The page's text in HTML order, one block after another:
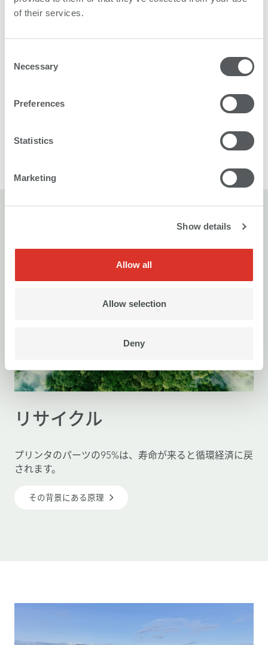
of their services.
Selection
Necessary
Preferences
Statistics
Marketing
Show details
Allow all
Allow selection
Deny
リサイクル
プリンタのパーツの95%は、寿命が来ると循環経済に戻
されます。
その背景にある原理